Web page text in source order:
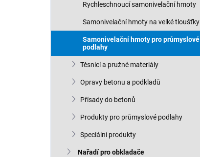
Rychleschnoucí samonivelační hmoty
Samonivelační hmoty na velké tloušťky
Samonivelační hmoty pro průmyslové
podlahy
Těsnicí a pružné materiály
Opravy betonu a podkladů
Přísady do betonů
Produkty pro průmyslové podlahy
Speciální produkty
Nařadí pro obkladače